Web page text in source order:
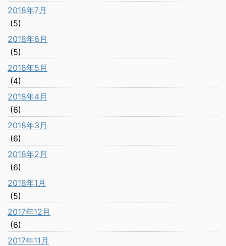
2018年7月
(5)
2018年6月
(5)
2018年5月
(4)
2018年4月
(6)
2018年3月
(6)
2018年2月
(6)
2018年1月
(5)
2017年12月
(6)
2017年11月